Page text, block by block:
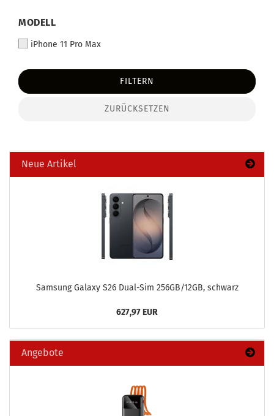
MODELL
iPhone 11 Pro Max
FILTERN
ZURÜCKSETZEN
Neue Artikel
Sam­sung Ga­la­xy S26 Dual-​Sim 256GB/12GB, schwarz
627,97 EUR
Angebote